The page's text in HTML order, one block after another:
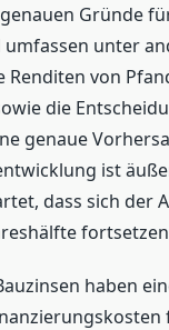
genauen Gründe
unter
Renditen von
die
genaue
ist
dass sich der
haben